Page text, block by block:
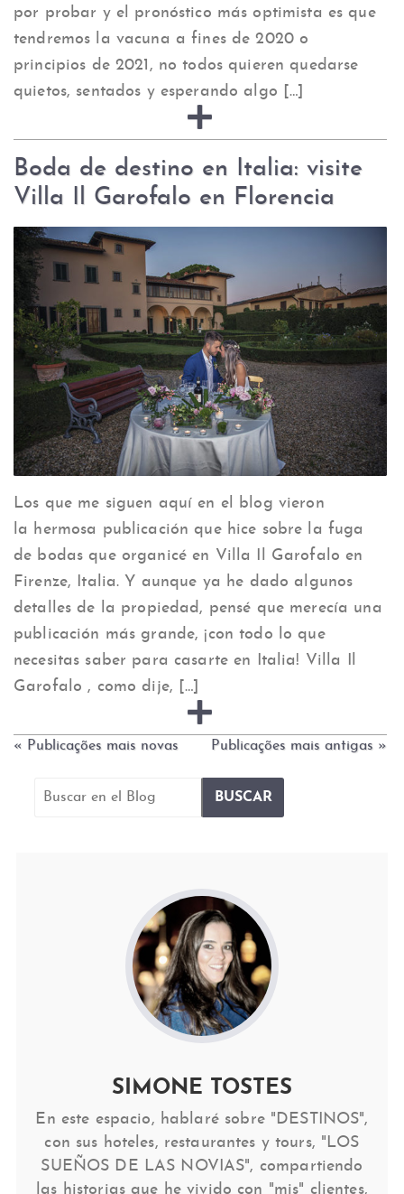
por probar y el pronóstico más optimista es que
tendremos la vacuna a fines de 2020 o
principios de 2021, no todos quieren quedarse
quietos, sentados y esperando algo […]
Boda de destino en Italia: visite
Villa Il Garofalo en Florencia
Los que me siguen aquí en el blog vieron
la hermosa publicación que hice sobre la fuga
de bodas que organicé en Villa Il Garofalo en
Firenze, Italia. Y aunque ya he dado algunos
detalles de la propiedad, pensé que merecía una
publicación más grande, ¡con todo lo que
necesitas saber para casarte en Italia! Villa Il
Garofalo , como dije, […]
« Publicações mais novas Publicações mais antigas »
SIMONE TOSTES
En este espacio, hablaré sobre "DESTINOS",
con sus hoteles, restaurantes y tours, "LOS
SUEÑOS DE LAS NOVIAS", compartiendo
las historias que he vivido con "mis" clientes,